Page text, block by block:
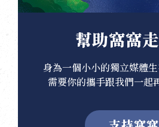
幫助窩窩
身為一個小小的獨立媒體
需要你的攜手跟我們一起